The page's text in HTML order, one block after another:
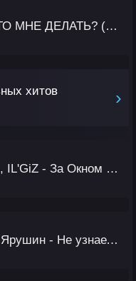
Dj Smash, Света - ЧТО МНЕ ДЕЛАТЬ? (Remix)
хитов ›
Тайпан, 3-ий Январь, IL'GiZ - За Окном Дождь (Alex Botcher MashUp)
Денис Клявер, Стас Ярушин - Не узнает она